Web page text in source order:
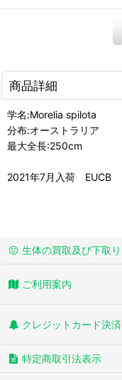
商品詳細
学名:Morelia spilota
分布:オーストラリア
最大全長:250cm
2021年7月入荷 EUCB
生体の買取及び下取り
ご利用案内
クレジットカード決済
特定商取引法表示